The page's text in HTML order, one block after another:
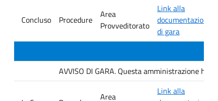
Concluso Procedure
Area
Provveditorato
Link alla
documentazione
di gara
AVVISO DI GARA. Questa amministrazione
Area
Link alla